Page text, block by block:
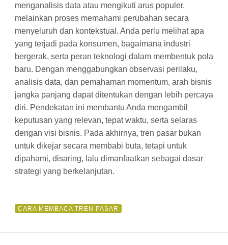
menganalisis data atau mengikuti arus populer,
melainkan proses memahami perubahan secara
menyeluruh dan kontekstual. Anda perlu melihat apa
yang terjadi pada konsumen, bagaimana industri
bergerak, serta peran teknologi dalam membentuk pola
baru. Dengan menggabungkan observasi perilaku,
analisis data, dan pemahaman momentum, arah bisnis
jangka panjang dapat ditentukan dengan lebih percaya
diri. Pendekatan ini membantu Anda mengambil
keputusan yang relevan, tepat waktu, serta selaras
dengan visi bisnis. Pada akhirnya, tren pasar bukan
untuk dikejar secara membabi buta, tetapi untuk
dipahami, disaring, lalu dimanfaatkan sebagai dasar
strategi yang berkelanjutan.
CARA MEMBACA TREN PASAR